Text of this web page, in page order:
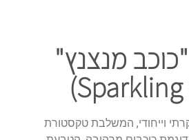
מנצנץ"
וייחודי, המשלבת טקסטורת